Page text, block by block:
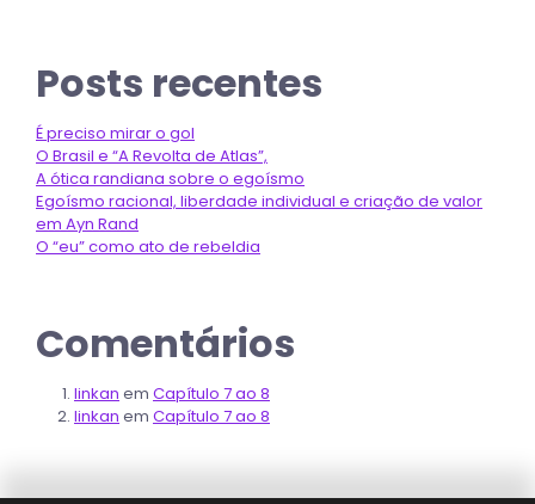
Posts recentes
É preciso mirar o gol
O Brasil e “A Revolta de Atlas”,
A ótica randiana sobre o egoísmo
Egoísmo racional, liberdade individual e criação de valor
em Ayn Rand
O “eu” como ato de rebeldia
Comentários
linkan em Capítulo 7 ao 8
linkan em Capítulo 7 ao 8